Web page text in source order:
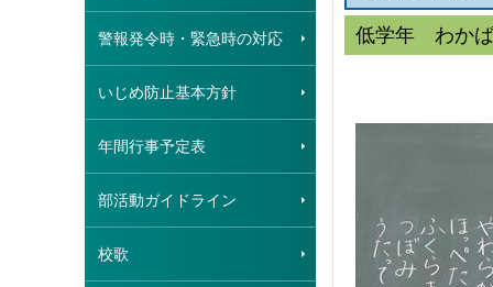
警報発令時・緊急時の対応
いじめ防止基本方針
年間行事予定表
部活動ガイドライン
校歌
低学年 わかば